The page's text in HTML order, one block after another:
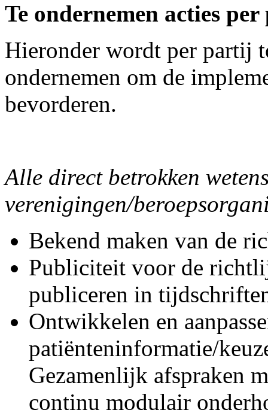
Te ondernemen acties
Hieronder wordt per partij
ondernemen om de
bevorderen.
Alle direct betrokken
verenigingen/
Bekend maken van de
Publiciteit voor de
publiceren in
Ontwikkelen en
patiënteninformatie/
Gezamenlijk afspraken
continu modulair